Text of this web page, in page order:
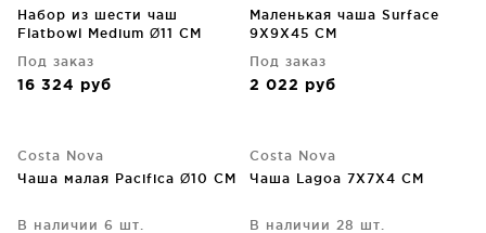
Набор из шести чаш
Flatbowl Medium Ø11 CM
Под заказ
16 324 руб
Маленькая чаша Surface
9X9X45 CM
Под заказ
2 022 руб
Costa Nova
Чаша малая Pacifica Ø10 CM
В наличии 6 шт.
Costa Nova
Чаша Lagoa 7X7X4 CM
В наличии 28 шт.